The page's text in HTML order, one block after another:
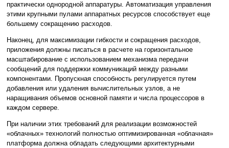
практически однородной аппаратуры. Автоматизация управления
этими крупными пулами аппаратных ресурсов способствует еще
большему сокращению расходов.
Наконец, для максимизации гибкости и сокращения расходов,
приложения должны писаться в расчете на горизонтальное
масштабирование с использованием механизма передачи
сообщений для поддержки коммуникаций между разными
компонентами. Пропускная способность регулируется путем
добавления или удаления вычислительных узлов, а не
наращивания объемов основной памяти и числа процессоров в
каждом сервере.
При наличии этих требований для реализации возможностей
«облачных» технологий полностью оптимизированная «облачная»
платформа должна обладать следующими архитектурными